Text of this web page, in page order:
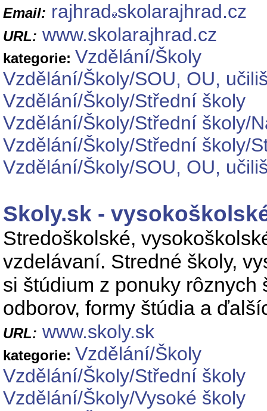
Email: rajhrad skolarajhrad.cz
URL: www.skolarajhrad.cz
kategorie: Vzdělání/Školy
Vzdělání/Školy/SOU, OU,
Vzdělání/Školy/Střední školy
Vzdělání/Školy/Střední školy/
Vzdělání/Školy/Střední školy/
Vzdělání/Školy/SOU, OU,
Skoly.sk -
Stredoškolské,
vzdelávaní. Stredné školy,
si štúdium z ponuky
odborov, formy štúdia a
URL: www.skoly.sk
kategorie: Vzdělání/Školy
Vzdělání/Školy/Střední školy
Vzdělání/Školy/Vysoké školy